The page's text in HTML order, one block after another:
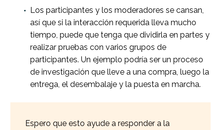
Los participantes y los moderadores se cansan,
así que si la interacción requerida lleva mucho
tiempo, puede que tenga que dividirla en partes y
realizar pruebas con varios grupos de
participantes. Un ejemplo podría ser un proceso
de investigación que lleve a una compra, luego la
entrega, el desembalaje y la puesta en marcha.
Espero que esto ayude a responder a la